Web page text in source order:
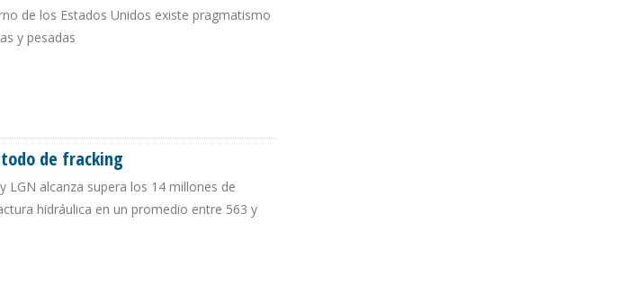
de los Estados Unidos existe pragmatismo
y pesadas
de fracking
LGN alcanza supera los 14 millones de
hidráulica en un promedio entre 563 y